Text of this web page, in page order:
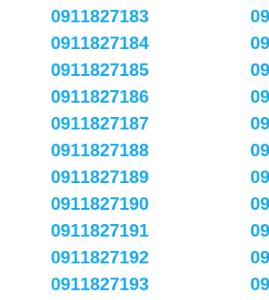
0911827183
0911827184
0911827185
0911827186
0911827187
0911827188
0911827189
0911827190
0911827191
0911827192
0911827193